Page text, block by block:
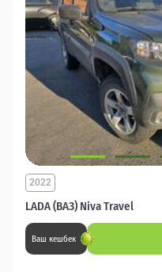
LADA (ВАЗ) Niva Travel
2022
Ваш кешбек